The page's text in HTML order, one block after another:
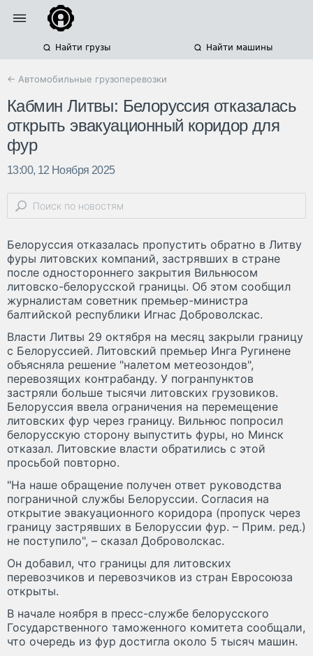
Найти грузы Найти машины
← Автомобильные грузоперевозки
Кабмин Литвы: Белоруссия отказалась
открыть эвакуационный коридор для
фур
13:00, 12 Ноября 2025
Белоруссия отказалась пропустить обратно в Литву
фуры литовских компаний, застрявших в стране
после одностороннего закрытия Вильнюсом
литовско-белорусской границы. Об этом сообщил
журналистам советник премьер-министра
балтийской республики Игнас Доброволскас.
Власти Литвы 29 октября на месяц закрыли границу
с Белоруссией. Литовский премьер Инга Ругинене
объясняла решение "налетом метеозондов",
перевозящих контрабанду. У погранпунктов
застряли больше тысячи литовских грузовиков.
Белоруссия ввела ограничения на перемещение
литовских фур через границу. Вильнюс попросил
белорусскую сторону выпустить фуры, но Минск
отказал. Литовские власти обратились с этой
просьбой повторно.
"На наше обращение получен ответ руководства
пограничной службы Белоруссии. Согласия на
открытие эвакуационного коридора (пропуск через
границу застрявших в Белоруссии фур. – Прим. ред.)
не поступило", – сказал Доброволскас.
Он добавил, что границы для литовских
перевозчиков и перевозчиков из стран Евросоюза
открыты.
В начале ноября в пресс-службе белорусского
Государственного таможенного комитета сообщали,
что очередь из фур достигла около 5 тысяч машин.